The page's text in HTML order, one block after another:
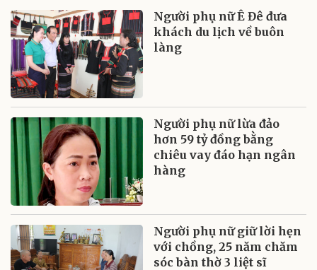
Người phụ nữ Ê Đê đưa
khách du lịch về buôn
làng
Người phụ nữ lừa đảo
hơn 59 tỷ đồng bằng
chiêu vay đáo hạn ngân
hàng
Người phụ nữ giữ lời hẹn
với chồng, 25 năm chăm
sóc bàn thờ 3 liệt sĩ